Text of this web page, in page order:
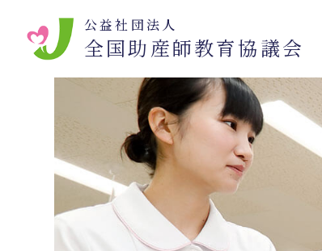
公益社団法人
全国助産師教育協議会